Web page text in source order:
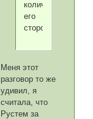
количество
его
сторонников.
Меня этот
разговор то же
удивил, я
считала, что
Рустем за